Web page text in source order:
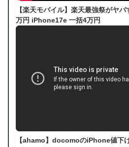
【楽天モバイル】楽天最強祭がヤ
万円 iPhone17e 一括4万円
【ahamo】docomoのiPhone値下